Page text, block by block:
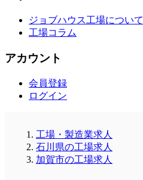
ジョブハウス工場について
工場コラム
アカウント
会員登録
ログイン
工場・製造業求人
石川県の工場求人
加賀市の工場求人